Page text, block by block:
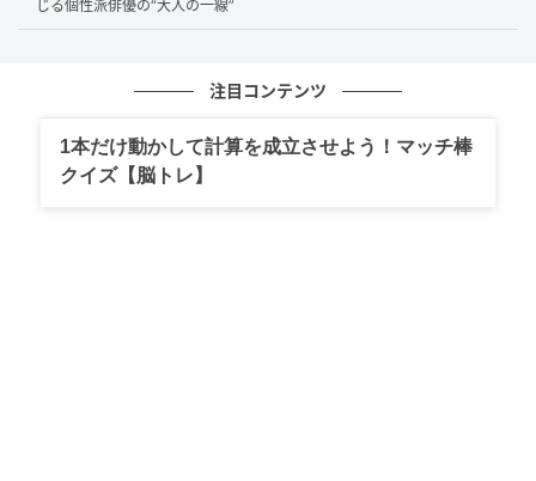
を量産してきた書き手だ。サビを大きく開いて聴き手
の視界を広げる作り方を、誰よりも知っている。
その人がここでやっているのは、自分のセオリーを裏
じる個性派俳優の“大人の一線”
注目コンテンツ
1本だけ動かして計算を成立させよう！マッチ棒
クイズ【脳トレ】